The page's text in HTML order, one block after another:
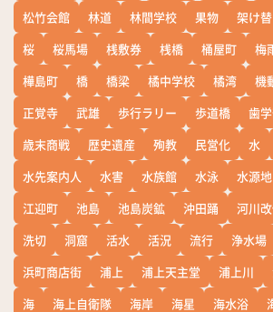
松竹会館 林道 林間学校 果物 架け
桜
桜馬場 桟敷券 桟橋 桶屋町 梅
樺島町
橋 橋梁 橘中学校 橘湾 機
正覚寺
武雄 歩行ラリー 歩道橋 歯
歳末商戦
歴史遺産 殉教 民営化 水
水先案内人
水害 水族館 水泳 水源地
江迎町
池島 池島炭鉱 沖田踊 河川
洗切
洞窟 活水 活況 流行 浄水場
浜町商店街
浦上 浦上天主堂 浦上川
海
海上自衛隊 海岸 海星 海水浴